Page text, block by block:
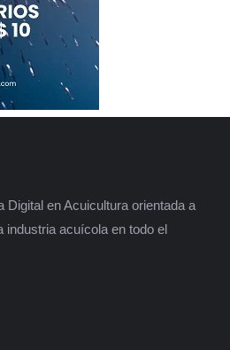
Digital en Acuicultura orientada a
industria acuícola en todo el